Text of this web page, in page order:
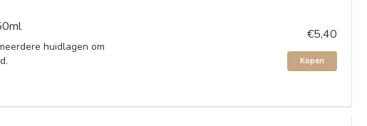
huidlagen om
€5,40
Kopen